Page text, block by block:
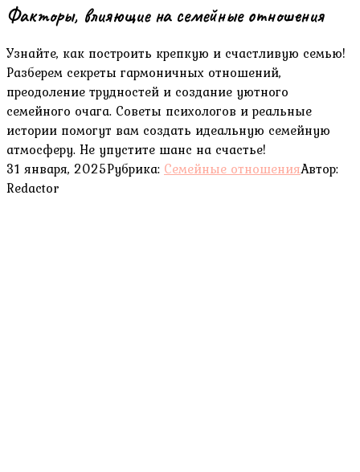
Факторы, влияющие на семейные отношения
Узнайте, как построить крепкую и счастливую семью!
Разберем секреты гармоничных отношений,
преодоление трудностей и создание уютного
семейного очага. Советы психологов и реальные
истории помогут вам создать идеальную семейную
атмосферу. Не упустите шанс на счастье!
31 января, 2025Рубрика: Семейные отношенияАвтор:
Redactor